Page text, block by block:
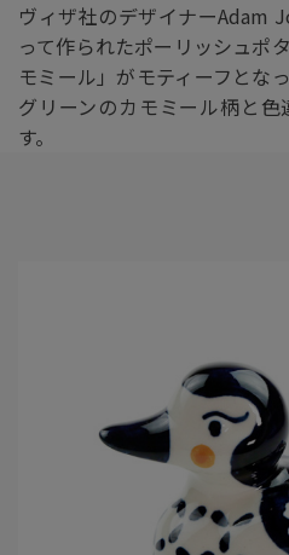
ヴィザ社のデザイナーAdam
って作られたポーリッシュポ
モミール」がモティーフとな
グリーンのカモミール柄と
す。